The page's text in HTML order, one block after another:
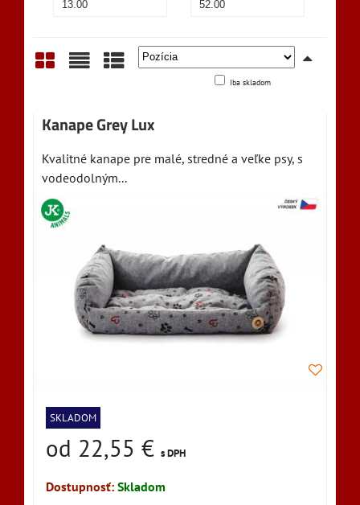
Iba skladom
Kanape Grey Lux
Kvalitné kanape pre malé, stredné a veľke psy, s
vodeodolným...
SKLADOM
od 22,55 € s DPH
Dostupnosť: Skladom